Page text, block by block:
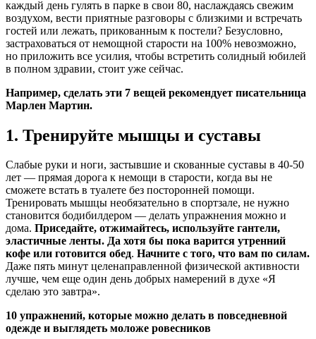
каждый день гулять в парке в свои 80, наслаждаясь свежим
воздухом, вести приятные разговоры с близкими и встречать
гостей или лежать, прикованным к постели? Безусловно,
застраховаться от немощной старости на 100% невозможно,
но приложить все усилия, чтобы встретить солидный юбилей
в полном здравии, стоит уже сейчас.
Например, сделать эти 7 вещей рекомендует писательница
Марлен Мартин.
1. Тренируйте мышцы и суставы
Слабые руки и ноги, застывшие и скованные суставы в 40-50
лет — прямая дорога к немощи в старости, когда вы не
сможете встать в туалете без посторонней помощи.
Тренировать мышцы необязательно в спортзале, не нужно
становится бодибилдером — делать упражнения можно и
дома. Приседайте, отжимайтесь, используйте гантели,
эластичные ленты. Да хотя бы пока варится утренний
кофе или готовится обед. Начните с того, что вам по силам.
Даже пять минут целенаправленной физической активности
лучше, чем еще один день добрых намерений в духе «Я
сделаю это завтра».
10 упражнений, которые можно делать в повседневной
одежде и выглядеть моложе ровесников